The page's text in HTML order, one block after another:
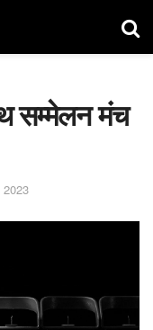
सम्मेलन मंच